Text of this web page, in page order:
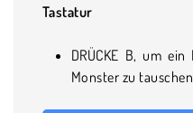
Tastatur
DRÜCKE B, um
Monster zu